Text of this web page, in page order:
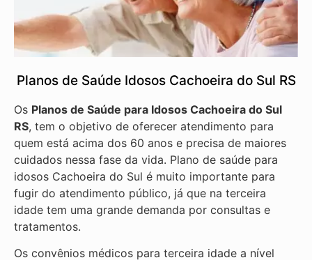
Planos de Saúde Idosos Cachoeira do Sul RS
Os Planos de Saúde para Idosos Cachoeira do Sul
RS, tem o objetivo de oferecer atendimento para
quem está acima dos 60 anos e precisa de maiores
cuidados nessa fase da vida. Plano de saúde para
idosos Cachoeira do Sul é muito importante para
fugir do atendimento público, já que na terceira
idade tem uma grande demanda por consultas e
tratamentos.
Os convênios médicos para terceira idade a nível